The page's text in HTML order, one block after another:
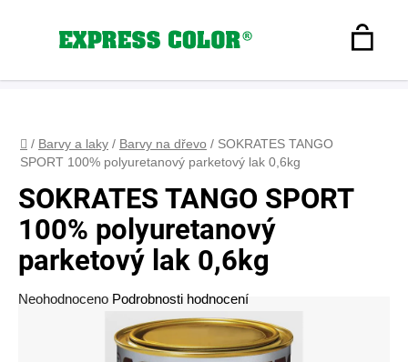
Hledat
Domů
/ Barvy a laky / Barvy na dřevo / SOKRATES TANGO
SPORT 100% polyuretanový parketový lak 0,6kg
SOKRATES TANGO SPORT
100% polyuretanový
parketový lak 0,6kg
Průměrné
Neohodnoceno Podrobnosti hodnocení